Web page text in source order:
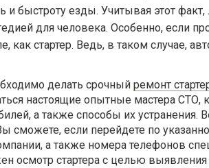
и быстроту езды. Учитывая этот
для человека. Особенно, если
как стартер. Ведь, в таком случае,
делать срочный ремонт
настоящие опытные мастера СТО,
а также способы их устранения.
сможете, если перейдете по
а также номера телефонов
осмотр стартера с целью выявления